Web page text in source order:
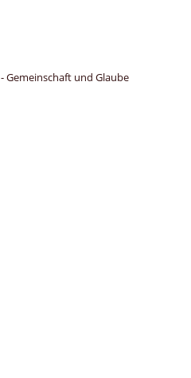
Gemeinschaft und Glaube